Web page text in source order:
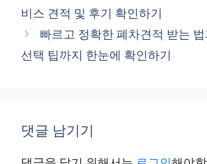
리
비스 견적 및 후기 확인하기
빠르고 정확한 폐차견적 받는
선택 팁까지 한눈에 확인하기
댓글 남기기